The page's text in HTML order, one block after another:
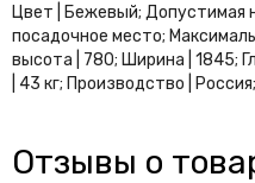
Офисные диваны Грин
Офисные диваны Честер
Офисные диваны Алекто
Офисные диваны Актив
Офисные диваны Ларс
Цвет | Бежевый; Допустимая
посадочное место;
высота | 780; Ширина | 1845;
| 43 кг; Производство | Россия;
Отзывы о